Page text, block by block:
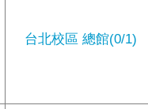
台北校區 總館(0/1)